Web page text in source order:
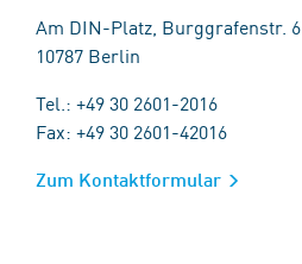
Am DIN-Platz, Burggrafenstr. 6
10787 Berlin
Tel.: +49 30 2601-2016
Fax: +49 30 2601-42016
Zum Kontaktformular